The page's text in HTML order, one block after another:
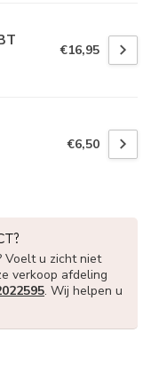
€16,95
€6,50
Voelt u zicht niet
verkoop afdeling
. Wij helpen u